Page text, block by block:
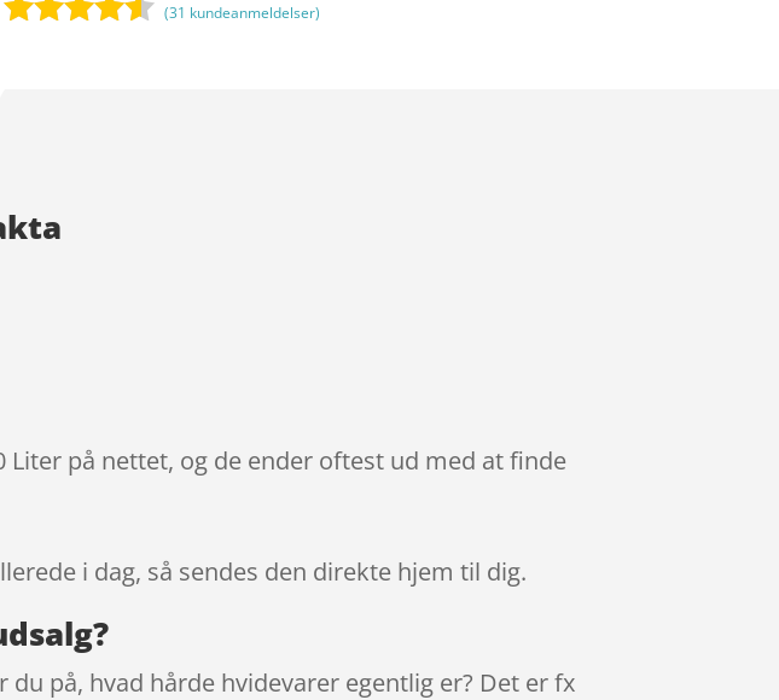
mmelser
(31 kundeanmeldelser)
Liter på nettet, og de ender oftest ud med at finde
i dag, så sendes den direkte hjem til dig.
på, hvad hårde hvidevarer egentlig er? Det er fx